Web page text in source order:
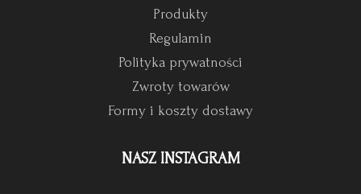
Produkty
Regulamin
Polityka prywatności
Zwroty towarów
Formy i koszty dostawy
NASZ INSTAGRAM